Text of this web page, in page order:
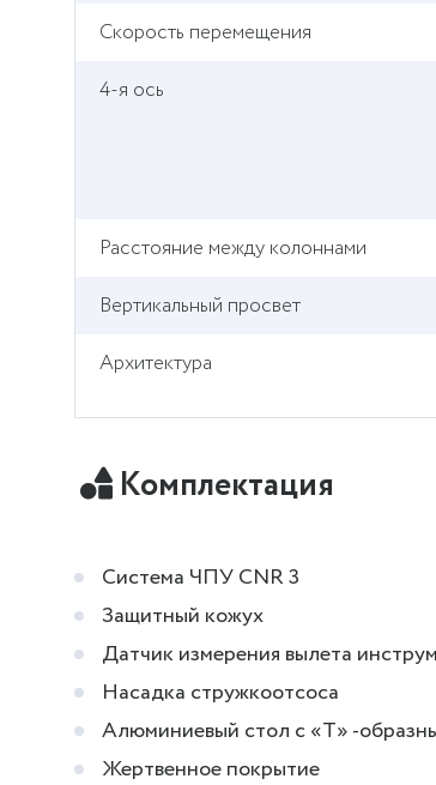
Cкорость перемещения
4-я ось
Расстояние между колоннами
Вертикальный просвет
Архитектура
Комплектация
Система ЧПУ CNR 3
Защитный кожух
Датчик измерения вылета
Насадка стружкоотсоса
Алюминиевый стол с «Т» -
Жертвенное покрытие